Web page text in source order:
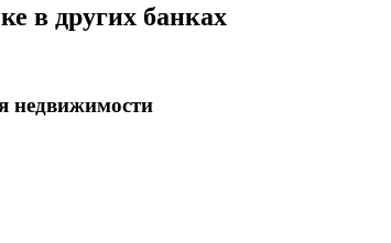
в других банках
недвижимости